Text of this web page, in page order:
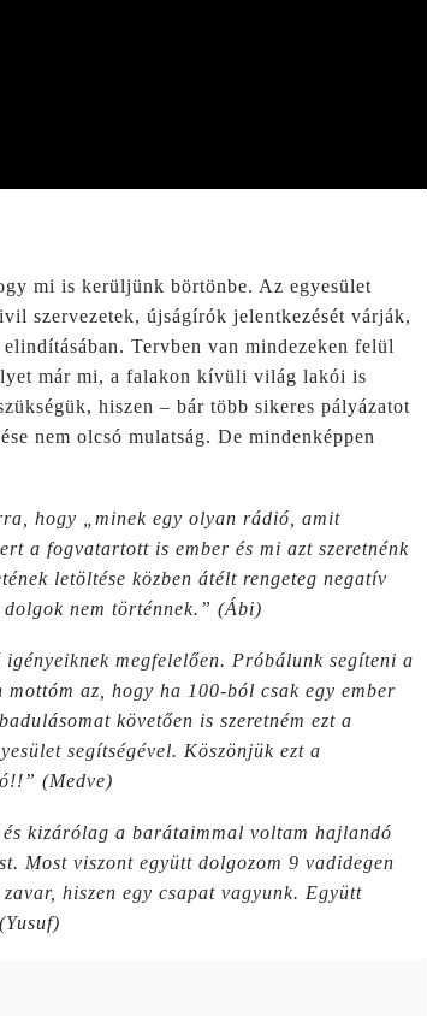
mi is kerüljünk börtönbe. Az egyesület
szervezetek, újságírók jelentkezését várják,
Tervben van mindezeken felül
már mi, a falakon kívüli világ lakói is
hiszen – bár több sikeres pályázatot
nem olcsó mulatság. De mindenképpen
hogy „minek egy olyan rádió, amit
a fogvatartott is ember és mi azt szeretnénk
letöltése közben átélt rengeteg negatív
nem történnek.” (Ábi)
megfelelően. Próbálunk segíteni a
mottóm az, hogy ha 100-ból csak egy ember
követően is szeretném ezt a
segítségével. Köszönjük ezt a
(Medve)
kizárólag a barátaimmal voltam hajlandó
Most viszont együtt dolgozom 9 vadidegen
hiszen egy csapat vagyunk. Együtt